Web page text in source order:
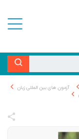
آزمون های بین المللی زبان